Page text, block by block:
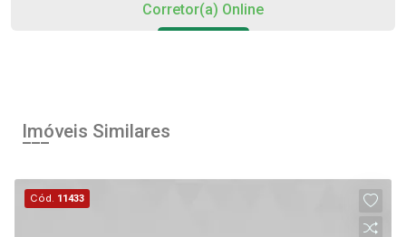
Corretor(a) Online
Imóveis Similares
Cód. 11433